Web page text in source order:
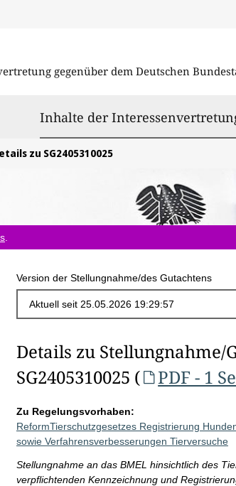
gegenüber dem Deutschen
Inhalte der
zu SG2405310025
Version der Stellungnahme/des Gutachtens
Details zu Stellungnahme/
SG2405310025 (
PDF - 1
Zu Regelungsvorhaben:
ReformTierschutzgesetzes Registrierung
sowie Verfahrensverbesserungen Tierversuche
Stellungnahme an das BMEL hinsichtlich des
verpflichtenden Kennzeichnung und